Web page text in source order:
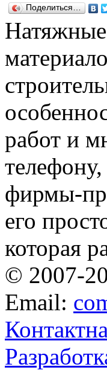
Поделиться…
Натяжные
работ и
фирмы-
его
которая
© 2007-
Email: